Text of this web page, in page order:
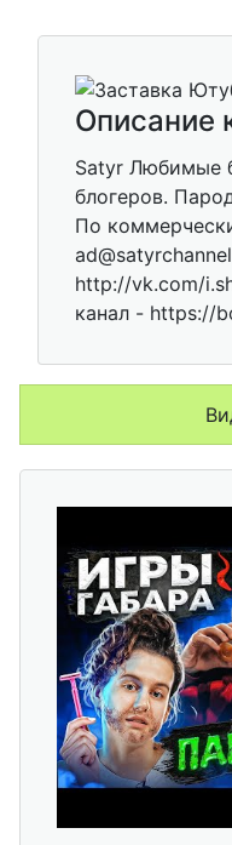
Описание
Satyr Любимые
блогеров.
По
http://vk.com/
канал - https://